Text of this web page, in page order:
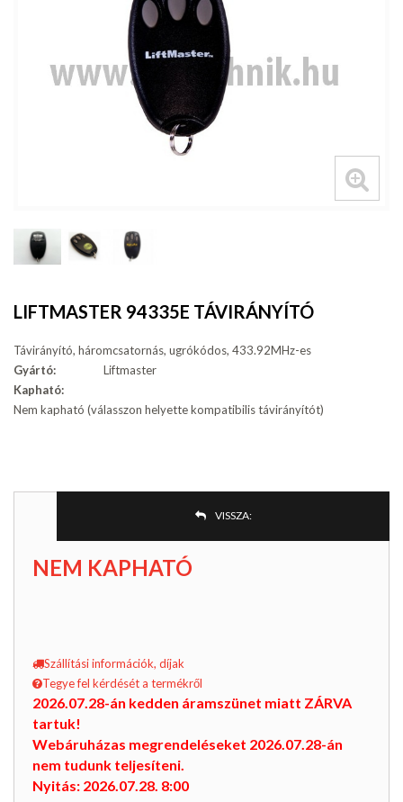
LIFTMASTER 94335E TÁVIRÁNYÍTÓ
Távirányító, háromcsatornás, ugrókódos, 433.92MHz-es
Gyártó:
Liftmaster
Kapható:
Nem kapható (válasszon helyette kompatibilis távirányítót)
VISSZA:
NEM KAPHATÓ
Szállítási információk, díjak
Tegye fel kérdését a termékről
2026.07.28-án kedden áramszünet miatt ZÁRVA
tartuk!
Webáruházas megrendeléseket 2026.07.28-án
nem tudunk teljesíteni.
Nyitás: 2026.07.28. 8:00